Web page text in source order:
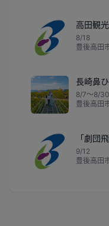
高田観
8/18
豊後高田
長崎鼻
8/7〜8/30
豊後高田
「劇団
9/12
豊後高田